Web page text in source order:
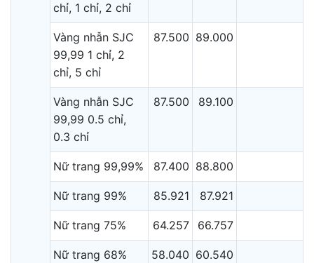
chỉ, 1 chỉ, 2 chỉ
Vàng nhẫn SJC
99,99 1 chỉ, 2
chỉ, 5 chỉ
87.500 89.000
Vàng nhẫn SJC
99,99 0.5 chỉ,
0.3 chỉ
87.500 89.100
Nữ trang 99,99% 87.400 88.800
Nữ trang 99% 85.921 87.921
Nữ trang 75% 64.257 66.757
Nữ trang 68% 58.040 60.540